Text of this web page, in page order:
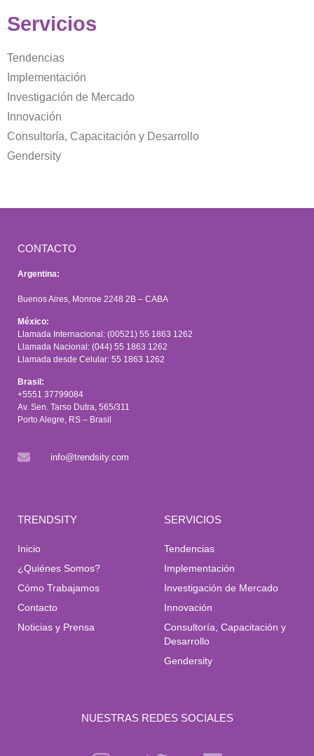
Servicios
Tendencias
Implementación
Investigación de Mercado
Innovación
Consultoría, Capacitación y Desarrollo
Gendersity
CONTACTO
Argentina:
Buenos Aires, Monroe 2248 2B – CABA
México:
Llamada Internacional: (00521) 55 1863 1262
Llamada Nacional: (044) 55 1863 1262
Llamada desde Celular: 55 1863 1262
Brasil:
+5551 37799084
Av. Sen. Tarso Dutra, 565/311
Porto Alegre, RS – Brasil
info@trendsity.com
TRENDSITY
Inicio
¿Quiénes Somos?
Cómo Trabajamos
Contacto
Noticias y Prensa
SERVICIOS
Tendencias
Implementación
Investigación de Mercado
Innovación
Consultoría, Capacitación y
Desarrollo
Gendersity
NUESTRAS REDES SOCIALES